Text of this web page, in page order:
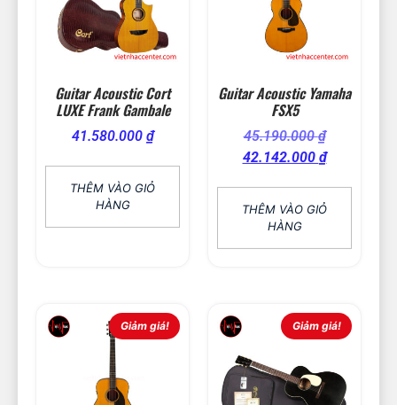
Guitar Acoustic Cort
LUXE Frank Gambale
41.580.000 ₫
THÊM VÀO GIỎ
HÀNG
Guitar Acoustic Yamaha
FSX5
45.190.000₫
42.142.000 ₫
THÊM VÀO GIỎ
HÀNG
Giảm giá! Giảm giá!